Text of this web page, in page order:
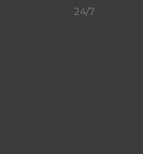
24/7